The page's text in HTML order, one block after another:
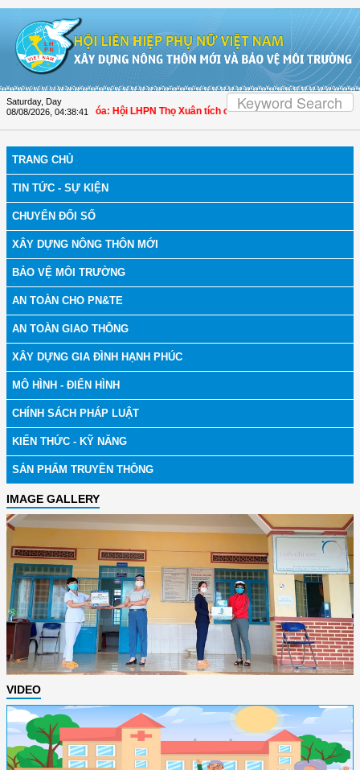
Saturday, Day
08/08/2026 04:38:42
bệnh | Thanh Hóa: Hội LHPN Thọ Xuân tích cực góp phần nâng cao tỷ lệ
TRANG CHỦ
TIN TỨC - SỰ KIỆN
CHUYỂN ĐỔI SỐ
XÂY DỰNG NÔNG THÔN MỚI
BẢO VỆ MÔI TRƯỜNG
AN TOÀN CHO PN&TE
AN TOÀN GIAO THÔNG
XÂY DỰNG GIA ĐÌNH HẠNH PHÚC
MÔ HÌNH - ĐIỂN HÌNH
CHÍNH SÁCH PHÁP LUẬT
KIẾN THỨC - KỸ NĂNG
SẢN PHẨM TRUYỀN THÔNG
IMAGE GALLERY
VIDEO